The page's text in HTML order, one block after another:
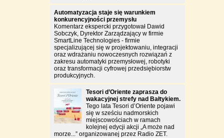
Automatyzacja staje się warunkiem
konkurencyjności przemysłu
Komentarz ekspercki przygotował Dawid
Sobczyk, Dyrektor Zarządzający w firmie
SmartLine Technologies - firmie
specjalizującej się w projektowaniu, integracji
oraz wdrażaniu nowoczesnych rozwiązań z
zakresu automatyki przemysłowej, robotyki
oraz transformacji cyfrowej przedsiębiorstw
produkcyjnych.
Tesori d’Oriente zaprasza do
wakacyjnej strefy nad Bałtykiem.
Tego lata Tesori d’Oriente pojawi
się w sześciu nadmorskich
miejscowościach w ramach
kolejnej edycji akcji „A może nad
morze...” organizowanej przez Radio ZET.